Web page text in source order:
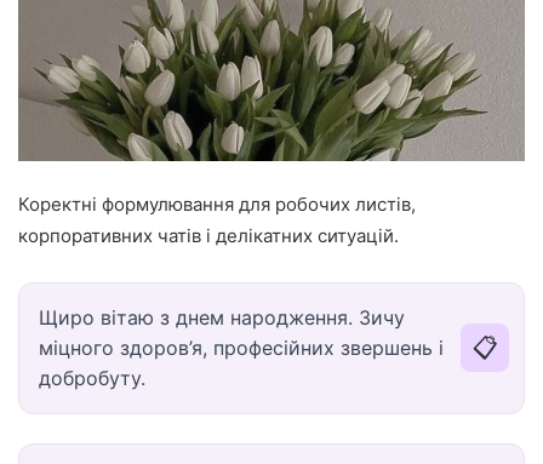
Коректні формулювання для робочих листів,
корпоративних чатів і делікатних ситуацій.
Щиро вітаю з днем народження. Зичу
міцного здоров’я, професійних звершень і
добробуту.
📋